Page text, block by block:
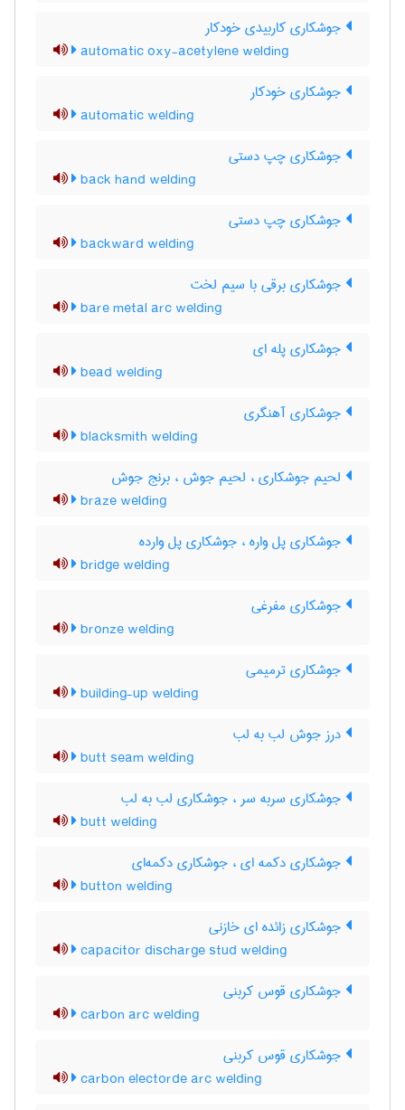
جوشکاری کاربیدی خودکار
automatic oxy-acetylene welding
جوشکاری خودکار
automatic welding
جوشکاری چپ دستی
back hand welding
جوشکاری چپ دستی
backward welding
جوشکاری برقی با سیم لخت
bare metal arc welding
جوشکاری پله ای
bead welding
جوشکاری آهنگری
blacksmith welding
لحیم جوشکاری ، لحیم جوش ، برنج جوش
braze welding
جوشکاری پل واره ، جوشکاری پل وارده
bridge welding
جوشکاری مفرغی
bronze welding
جوشکاری ترمیمی
building-up welding
درز جوش لب به لب
butt seam welding
جوشکاری سربه سر ، جوشکاری لب به لب
butt welding
جوشکاری دکمه ای ، جوشکاری دکمه‌ای
button welding
جوشکاری زائده ای خازنی
capacitor discharge stud welding
جوشکاری قوس کربنی
carbon arc welding
جوشکاری قوس کربنی
carbon electorde arc welding